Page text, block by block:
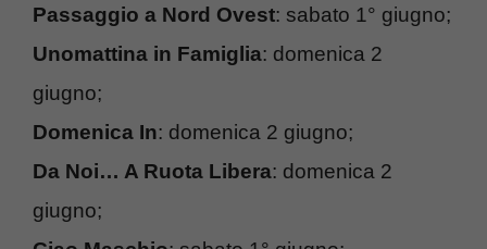
Passaggio a Nord Ovest: sabato 1° giugno;
Unomattina in Famiglia: domenica 2
giugno;
Domenica In: domenica 2 giugno;
Da Noi… A Ruota Libera: domenica 2
giugno;